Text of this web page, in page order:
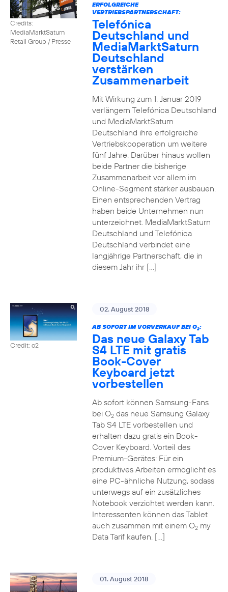
Credits:
MediaMarktSaturn
Retail Group / Presse
ERFOLGREICHE
VERTRIEBSPARTNERSCHAFT:
Telefónica
Deutschland und
MediaMarktSaturn
Deutschland
verstärken
Zusammenarbeit
Mit Wirkung zum 1. Januar 2019
verlängern Telefónica Deutschland
und MediaMarktSaturn
Deutschland ihre erfolgreiche
Vertriebskooperation um weitere
fünf Jahre. Darüber hinaus wollen
beide Partner die bisherige
Zusammenarbeit vor allem im
Online-Segment stärker ausbauen.
Einen entsprechenden Vertrag
haben beide Unternehmen nun
unterzeichnet. MediaMarktSaturn
Deutschland und Telefónica
Deutschland verbindet eine
langjährige Partnerschaft, die in
diesem Jahr ihr […]
Credit: o2
02. August 2018
AB SOFORT IM VORVERKAUF BEI O2:
Das neue Galaxy Tab
S4 LTE mit gratis
Book-Cover
Keyboard jetzt
vorbestellen
Ab sofort können Samsung-Fans
bei O2das neue Samsung Galaxy
Tab S4 LTE vorbestellen und
erhalten dazu gratis ein Book-
Cover Keyboard. Vorteil des
Premium-Gerätes: Für ein
produktives Arbeiten ermöglicht es
eine PC-ähnliche Nutzung, sodass
unterwegs auf ein zusätzliches
Notebook verzichtet werden kann.
Interessenten können das Tablet
auch zusammen mit einem O2my
Data Tarif kaufen. […]
01. August 2018